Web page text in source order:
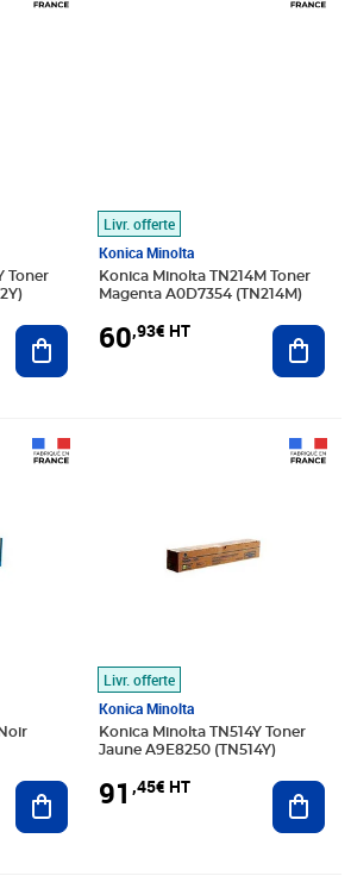
Toner
Ajouter au panier
Livr. offerte
Konica Minolta
Konica Minolta TN214M Toner
Magenta A0D7354 (TN214M)
60,93€ HT
Ajouter au panier
Livr. offerte
Konica Minolta
Konica Minolta TN514Y Toner
Jaune A9E8250 (TN514Y)
91 ,45€ HT